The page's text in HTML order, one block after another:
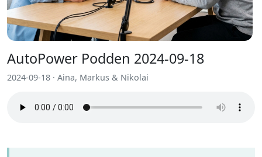
AutoPower Podden 2024-09-18
2024-09-18 · Aina, Markus & Nikolai